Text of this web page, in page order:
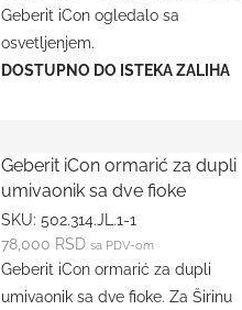
Geberit iCon ogledalo sa
osvetljenjem.
DOSTUPNO DO ISTEKA ZALIHA
Geberit iCon ormarić za dupli
umivaonik sa dve fioke
SKU: 502.314.JL.1-1
78,000 RSD sa PDV-om
Geberit iCon ormarić za dupli
umivaonik sa dve fioke. Za Širinu